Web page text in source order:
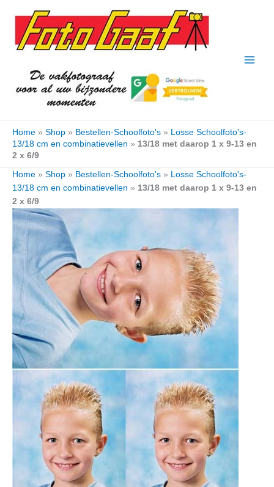
naar
inhoud
Home » Shop » Bestellen-Schoolfoto's » Losse Schoolfoto's-
13/18 cm en combinatievellen » 13/18 met daarop 1 x 9-13 en
2 x 6/9
Home » Shop » Bestellen-Schoolfoto's » Losse Schoolfoto's-
13/18 cm en combinatievellen » 13/18 met daarop 1 x 9-13 en
2 x 6/9